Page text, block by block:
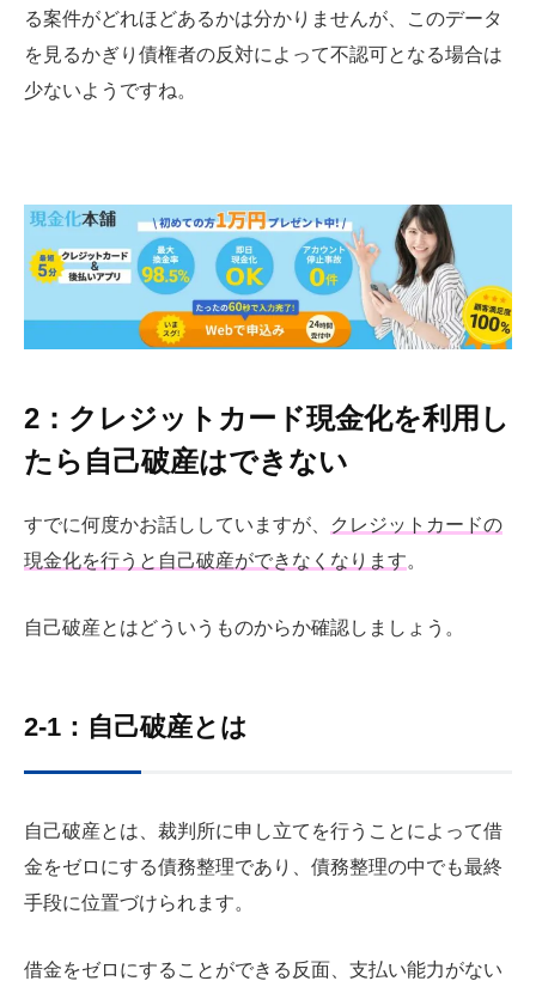
る案件がどれほどあるかは分かりませんが、このデータ
を見るかぎり債権者の反対によって不認可となる場合は
少ないようですね。
2：クレジットカード現金化を利用し
たら自己破産はできない
すでに何度かお話ししていますが、
クレジットカードの
現金化を行うと自己破産ができなくなります。
自己破産とはどういうものからか確認しましょう。
2-1：自己破産とは
自己破産とは、裁判所に申し立てを行うことによって借
金をゼロにする債務整理であり、債務整理の中でも最終
手段に位置づけられます。
借金をゼロにすることができる反面、支払い能力がない